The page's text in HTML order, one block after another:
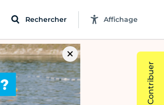
Rechercher Affichage
Contribuer